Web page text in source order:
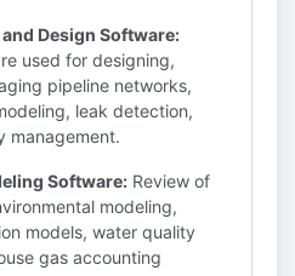
Design Software:
used for designing,
pipeline networks,
leak detection,
management.
Software: Review of
modeling,
models, water quality
gas accounting